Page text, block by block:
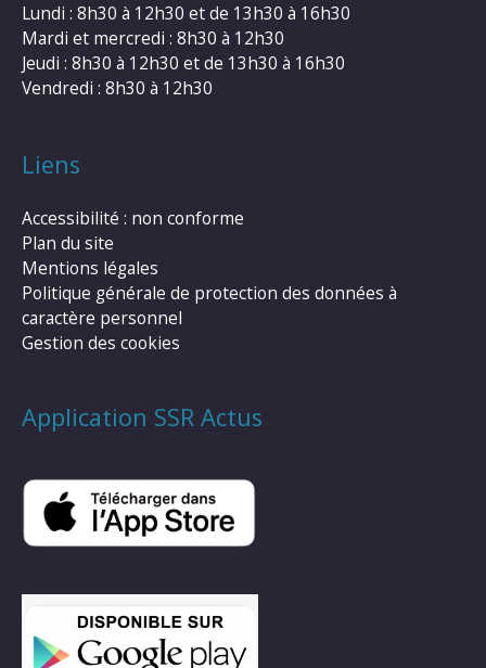
Lundi : 8h30 à 12h30 et de 13h30 à 16h30
Mardi et mercredi : 8h30 à 12h30
Jeudi : 8h30 à 12h30 et de 13h30 à 16h30
Vendredi : 8h30 à 12h30
Liens
Accessibilité : non conforme
Plan du site
Mentions légales
Politique générale de protection des données à
caractère personnel
Gestion des cookies
Application SSR Actus